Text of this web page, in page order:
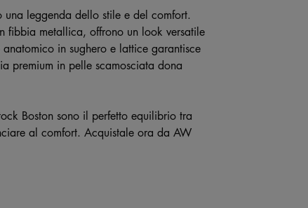
una leggenda dello stile e del comfort.
fibbia metallica, offrono un look versatile
in sughero e lattice garantisce
premium in pelle scamosciata dona
Boston sono il perfetto equilibrio tra
al comfort. Acquistale ora da AW